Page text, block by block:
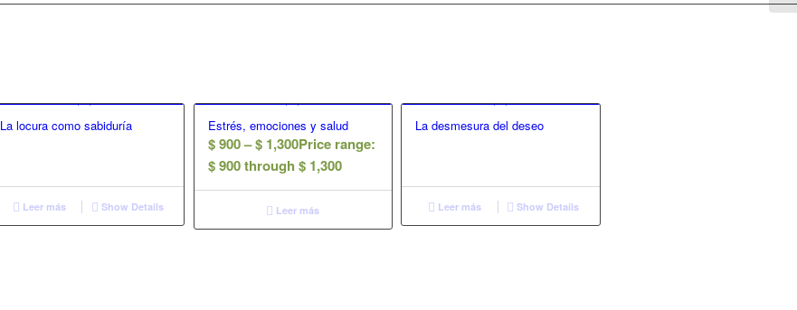
La locura como sabiduría
Leer más Show Details
Estrés, emociones y salud
$900– $1,300Price range:
$ 900 through $ 1,300
Leer más
La desmesura del deseo
Leer más Show Details